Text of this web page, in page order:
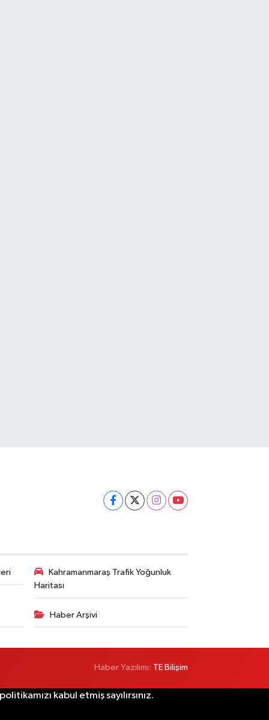
Kahramanmaraş Trafik Yoğunluk
Haritası
Haber Arşivi
Haber Yazılımı: TE Bilişim
kabul etmiş sayılırsınız.